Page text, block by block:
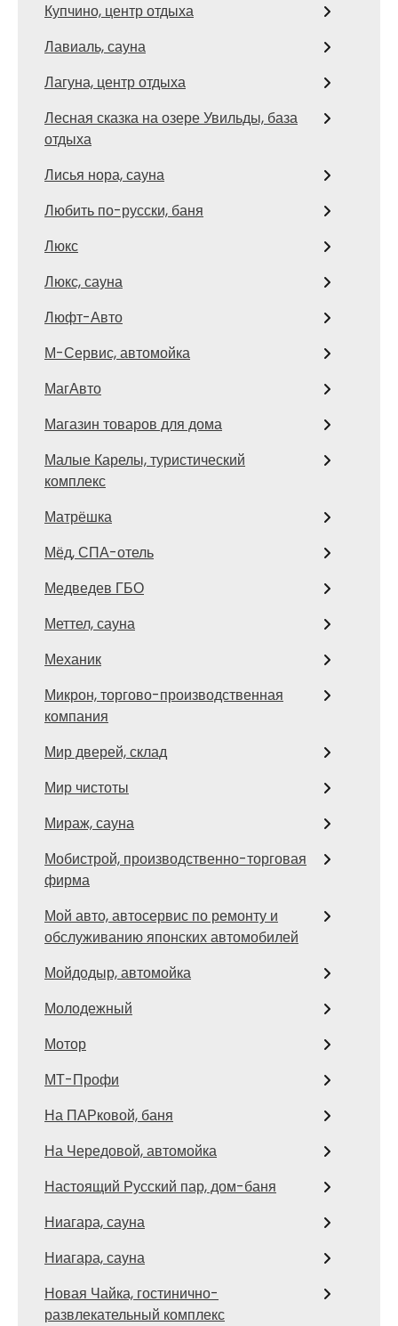
Купчино, центр отдыха
Лавиаль, сауна
Лагуна, центр отдыха
Лесная сказка на озере Увильды, база
отдыха
Лисья нора, сауна
Любить по-русски, баня
Люкс
Люкс, сауна
Люфт-Авто
М-Сервис, автомойка
МагАвто
Магазин товаров для дома
Малые Карелы, туристический
комплекс
Матрёшка
Мёд, СПА-отель
Медведев ГБО
Меттел, сауна
Механик
Микрон, торгово-производственная
компания
Мир дверей, склад
Мир чистоты
Мираж, сауна
Мобистрой, производственно-торговая
фирма
Мой авто, автосервис по ремонту и
обслуживанию японских автомобилей
Мойдодыр, автомойка
Молодежный
Мотор
МТ-Профи
На ПАРковой, баня
На Чередовой, автомойка
Настоящий Русский пар, дом-баня
Ниагара, сауна
Ниагара, сауна
Новая Чайка, гостинично-
развлекательный комплекс